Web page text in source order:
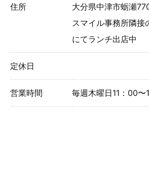
住所
大分県中津市蛎瀬
スマイル事務所隣接
にてランチ出店中
定休日
営業時間 毎週木曜日11：00〜